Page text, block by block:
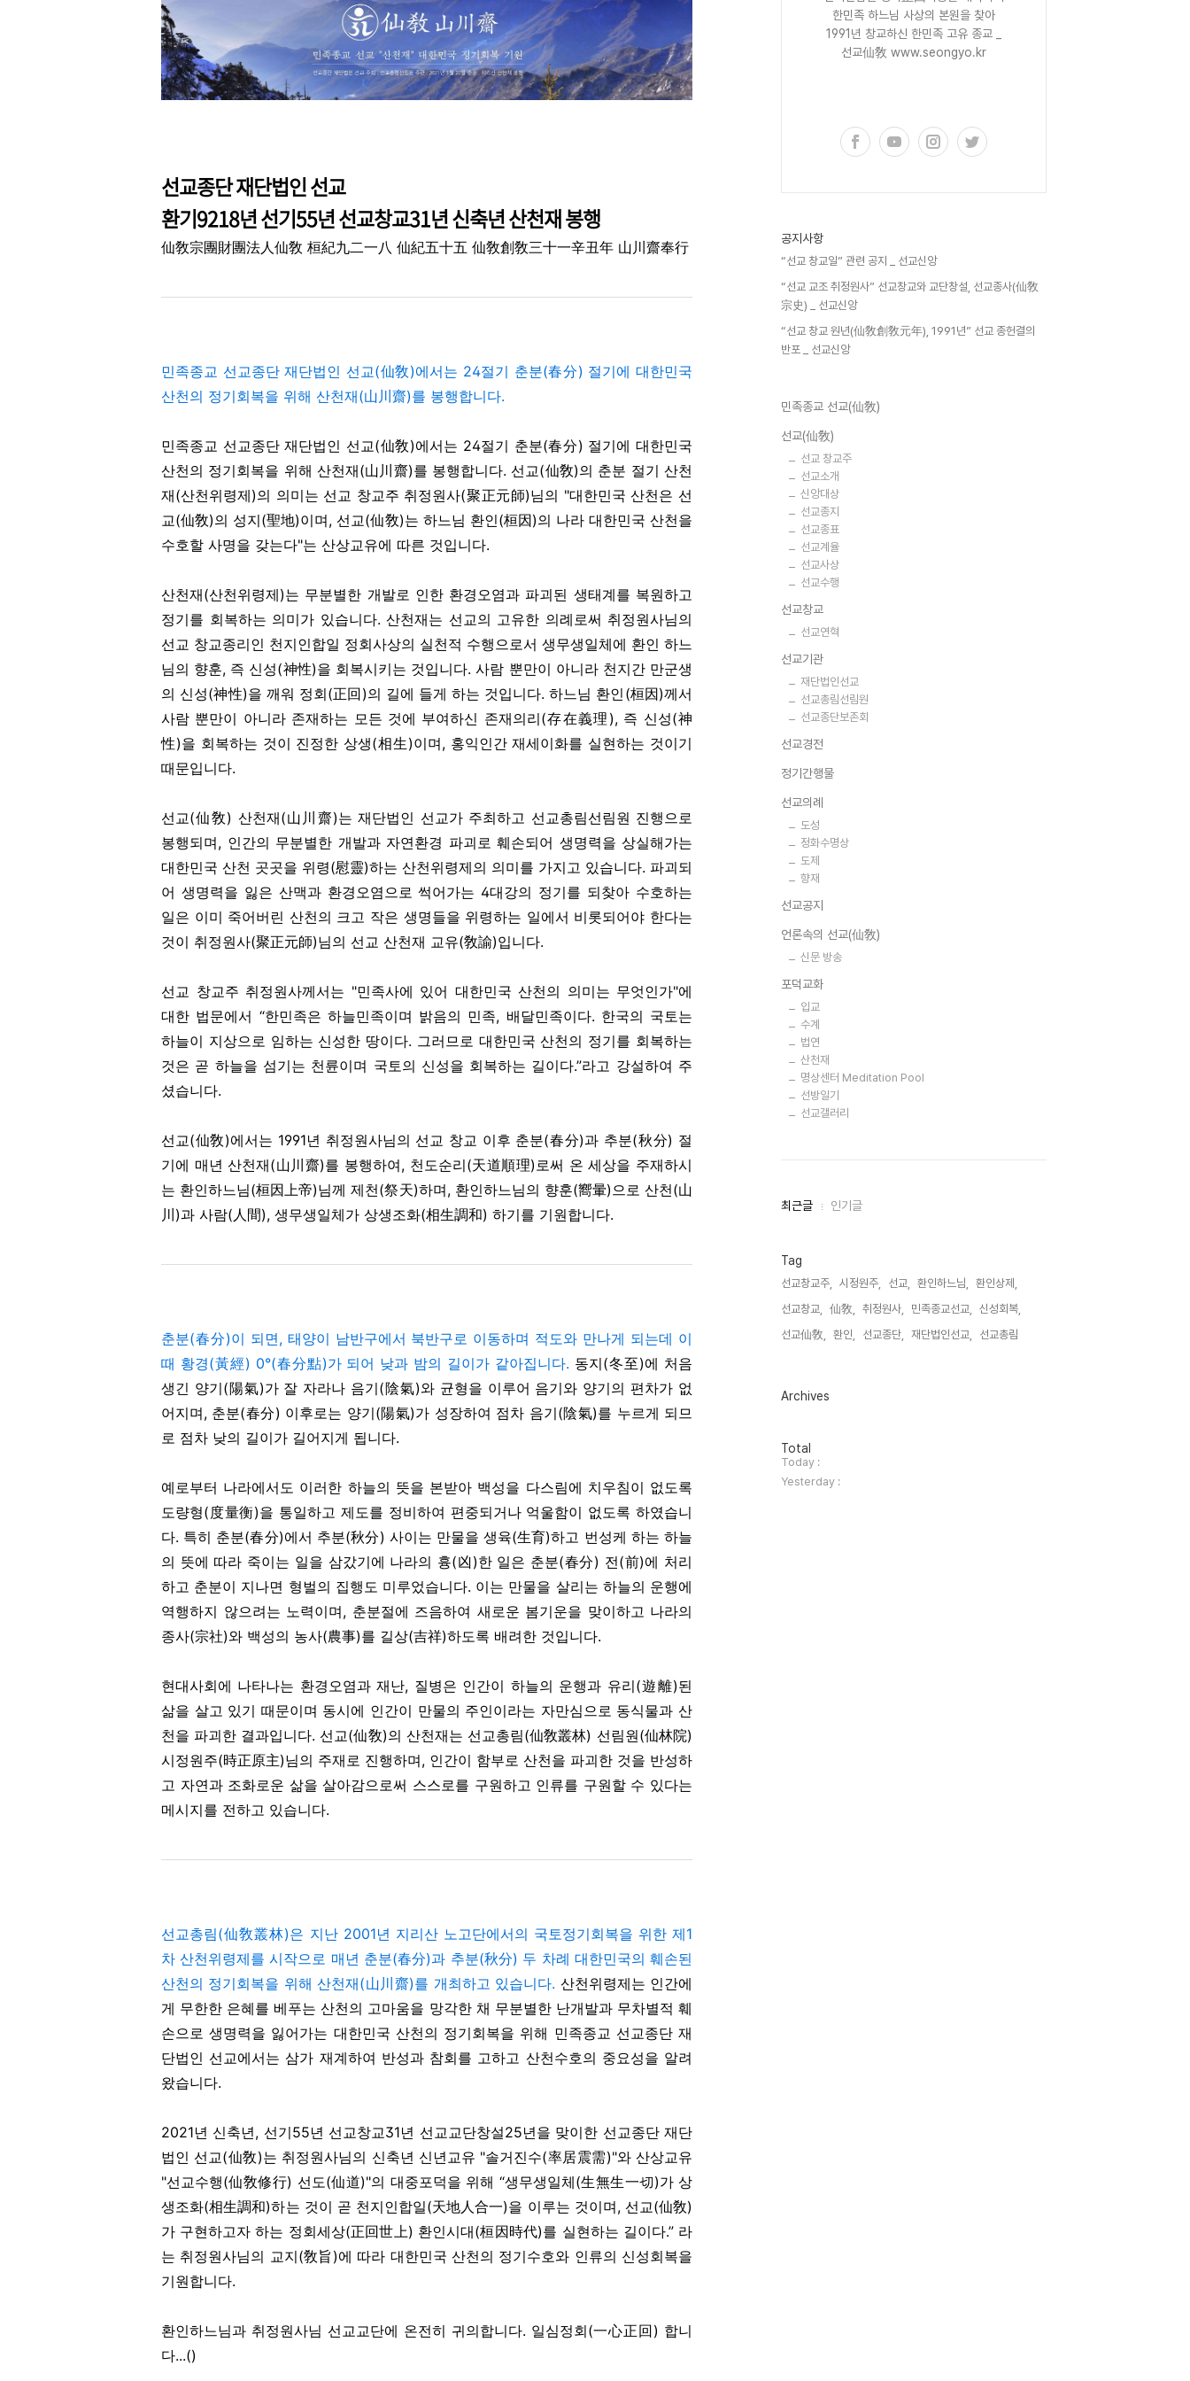
선교종단 재단법인 선교
환기9218년 선기55년 선교창교31년 신축년 산천재 봉행
仙敎宗團財團法人仙敎 桓紀九二一八 仙紀五十五 仙敎創敎三十一辛丑年 山川齋奉行
민족종교 선교종단 재단법인 선교(仙敎)에서는 24절기 춘분(春分) 절기에 대한민국
산천의 정기회복을 위해 산천재(山川齋)를 봉행합니다.
민족종교 선교종단 재단법인 선교(仙敎)에서는 24절기 춘분(春分) 절기에 대한민국
산천의 정기회복을 위해 산천재(山川齋)를 봉행합니다. 선교(仙敎)의 춘분 절기 산천
재(산천위령제)의 의미는 선교 창교주 취정원사(聚正元師)님의 "대한민국 산천은 선
교(仙敎)의 성지(聖地)이며, 선교(仙敎)는 하느님 환인(桓因)의 나라 대한민국 산천을
수호할 사명을 갖는다"는 산상교유에 따른 것입니다.
산천재(산천위령제)는 무분별한 개발로 인한 환경오염과 파괴된 생태계를 복원하고
정기를 회복하는 의미가 있습니다. 산천재는 선교의 고유한 의례로써 취정원사님의
선교 창교종리인 천지인합일 정회사상의 실천적 수행으로서 생무생일체에 환인 하느
님의 향훈, 즉 신성(神性)을 회복시키는 것입니다. 사람 뿐만이 아니라 천지간 만군생
의 신성(神性)을 깨워 정회(正回)의 길에 들게 하는 것입니다. 하느님 환인(桓因)께서
사람 뿐만이 아니라 존재하는 모든 것에 부여하신 존재의리(存在義理), 즉 신성(神
性)을 회복하는 것이 진정한 상생(相生)이며, 홍익인간 재세이화를 실현하는 것이기
때문입니다.
선교(仙敎) 산천재(山川齋)는 재단법인 선교가 주최하고 선교총림선림원 진행으로
봉행되며, 인간의 무분별한 개발과 자연환경 파괴로 훼손되어 생명력을 상실해가는
대한민국 산천 곳곳을 위령(慰靈)하는 산천위령제의 의미를 가지고 있습니다. 파괴되
어 생명력을 잃은 산맥과 환경오염으로 썩어가는 4대강의 정기를 되찾아 수호하는
일은 이미 죽어버린 산천의 크고 작은 생명들을 위령하는 일에서 비롯되어야 한다는
것이 취정원사(聚正元師)님의 선교 산천재 교유(敎諭)입니다.
선교 창교주 취정원사께서는 "민족사에 있어 대한민국 산천의 의미는 무엇인가"에
대한 법문에서 “한민족은 하늘민족이며 밝음의 민족, 배달민족이다. 한국의 국토는
하늘이 지상으로 임하는 신성한 땅이다. 그러므로 대한민국 산천의 정기를 회복하는
것은 곧 하늘을 섬기는 천륜이며 국토의 신성을 회복하는 길이다.”라고 강설하여 주
셨습니다.
선교(仙敎)에서는 1991년 취정원사님의 선교 창교 이후 춘분(春分)과 추분(秋分) 절
기에 매년 산천재(山川齋)를 봉행하여, 천도순리(天道順理)로써 온 세상을 주재하시
는 환인하느님(桓因上帝)님께 제천(祭天)하며, 환인하느님의 향훈(嚮暈)으로 산천(山
川)과 사람(人間), 생무생일체가 상생조화(相生調和) 하기를 기원합니다.
춘분(春分)이 되면, 태양이 남반구에서 북반구로 이동하며 적도와 만나게 되는데 이
때 황경(黃經) 0°(春分點)가 되어 낮과 밤의 길이가 같아집니다. 동지(冬至)에 처음
생긴 양기(陽氣)가 잘 자라나 음기(陰氣)와 균형을 이루어 음기와 양기의 편차가 없
어지며, 춘분(春分) 이후로는 양기(陽氣)가 성장하여 점차 음기(陰氣)를 누르게 되므
로 점차 낮의 길이가 길어지게 됩니다.
예로부터 나라에서도 이러한 하늘의 뜻을 본받아 백성을 다스림에 치우침이 없도록
도량형(度量衡)을 통일하고 제도를 정비하여 편중되거나 억울함이 없도록 하였습니
다. 특히 춘분(春分)에서 추분(秋分) 사이는 만물을 생육(生育)하고 번성케 하는 하늘
의 뜻에 따라 죽이는 일을 삼갔기에 나라의 흉(凶)한 일은 춘분(春分) 전(前)에 처리
하고 춘분이 지나면 형벌의 집행도 미루었습니다. 이는 만물을 살리는 하늘의 운행에
역행하지 않으려는 노력이며, 춘분절에 즈음하여 새로운 봄기운을 맞이하고 나라의
종사(宗社)와 백성의 농사(農事)를 길상(吉祥)하도록 배려한 것입니다.
현대사회에 나타나는 환경오염과 재난, 질병은 인간이 하늘의 운행과 유리(遊離)된
삶을 살고 있기 때문이며 동시에 인간이 만물의 주인이라는 자만심으로 동식물과 산
천을 파괴한 결과입니다. 선교(仙敎)의 산천재는 선교총림(仙敎叢林) 선림원(仙林院)
시정원주(時正原主)님의 주재로 진행하며, 인간이 함부로 산천을 파괴한 것을 반성하
고 자연과 조화로운 삶을 살아감으로써 스스로를 구원하고 인류를 구원할 수 있다는
메시지를 전하고 있습니다.
선교총림(仙敎叢林)은 지난 2001년 지리산 노고단에서의 국토정기회복을 위한 제1
차 산천위령제를 시작으로 매년 춘분(春分)과 추분(秋分) 두 차례 대한민국의 훼손된
산천의 정기회복을 위해 산천재(山川齋)를 개최하고 있습니다. 산천위령제는 인간에
게 무한한 은혜를 베푸는 산천의 고마움을 망각한 채 무분별한 난개발과 무차별적 훼
손으로 생명력을 잃어가는 대한민국 산천의 정기회복을 위해 민족종교 선교종단 재
단법인 선교에서는 삼가 재계하여 반성과 참회를 고하고 산천수호의 중요성을 알려
왔습니다.
2021년 신축년, 선기55년 선교창교31년 선교교단창설25년을 맞이한 선교종단 재단
법인 선교(仙敎)는 취정원사님의 신축년 신년교유 "솔거진수(率居震需)"와 산상교유
"선교수행(仙敎修行) 선도(仙道)"의 대중포덕을 위해 “생무생일체(生無生一切)가 상
생조화(相生調和)하는 것이 곧 천지인합일(天地人合一)을 이루는 것이며, 선교(仙敎)
가 구현하고자 하는 정회세상(正回世上) 환인시대(桓因時代)를 실현하는 길이다.” 라
는 취정원사님의 교지(敎旨)에 따라 대한민국 산천의 정기수호와 인류의 신성회복을
기원합니다.
환인하느님과 취정원사님 선교교단에 온전히 귀의합니다. 일심정회(一心正回) 합니
다...()
한민족 하느님 사상의 본원을 찾아
1991년 창교하신 한민족 고유 종교 _
선교仙敎 www.seongyo.kr
공지사항
“선교 창교일” 관련 공지 _ 선교신앙
“선교 교조 취정원사” 선교창교와 교단창설, 선교종사(仙敎
宗史) _ 선교신앙
“선교 창교 원년(仙敎創敎元年), 1991년” 선교 종헌결의
반포 _ 선교신앙
민족종교 선교(仙敎)
선교(仙敎)
선교 창교주
선교소개
신앙대상
선교종지
선교종표
선교계율
선교사상
선교수행
선교창교
선교연혁
선교기관
재단법인선교
선교총림선림원
선교종단보존회
선교경전
정기간행물
선교의례
도성
정화수명상
도제
향재
선교공지
언론속의 선교(仙敎)
신문 방송
포덕교화
입교
수계
법연
산천재
명상센터 Meditation Pool
선방일기
선교갤러리
최
인
글
최근글 인기글
Tag
선교창교주, 시정원주, 선교, 환인하느님,
환인상제,
선교창교,
仙敎, 취정원사, 민족종교선교,
신성회복,
선교仙敎,
환인, 선교종단, 재단법인선교, 선교총림,
Archives
방
문
자
수
Total
Today :
Yesterday :